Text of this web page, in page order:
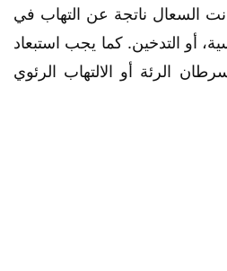
السعال ناتجة عن التهاب في
أو التدخين. كما يجب استبعاد
الرئة أو الالتهاب الرئوي